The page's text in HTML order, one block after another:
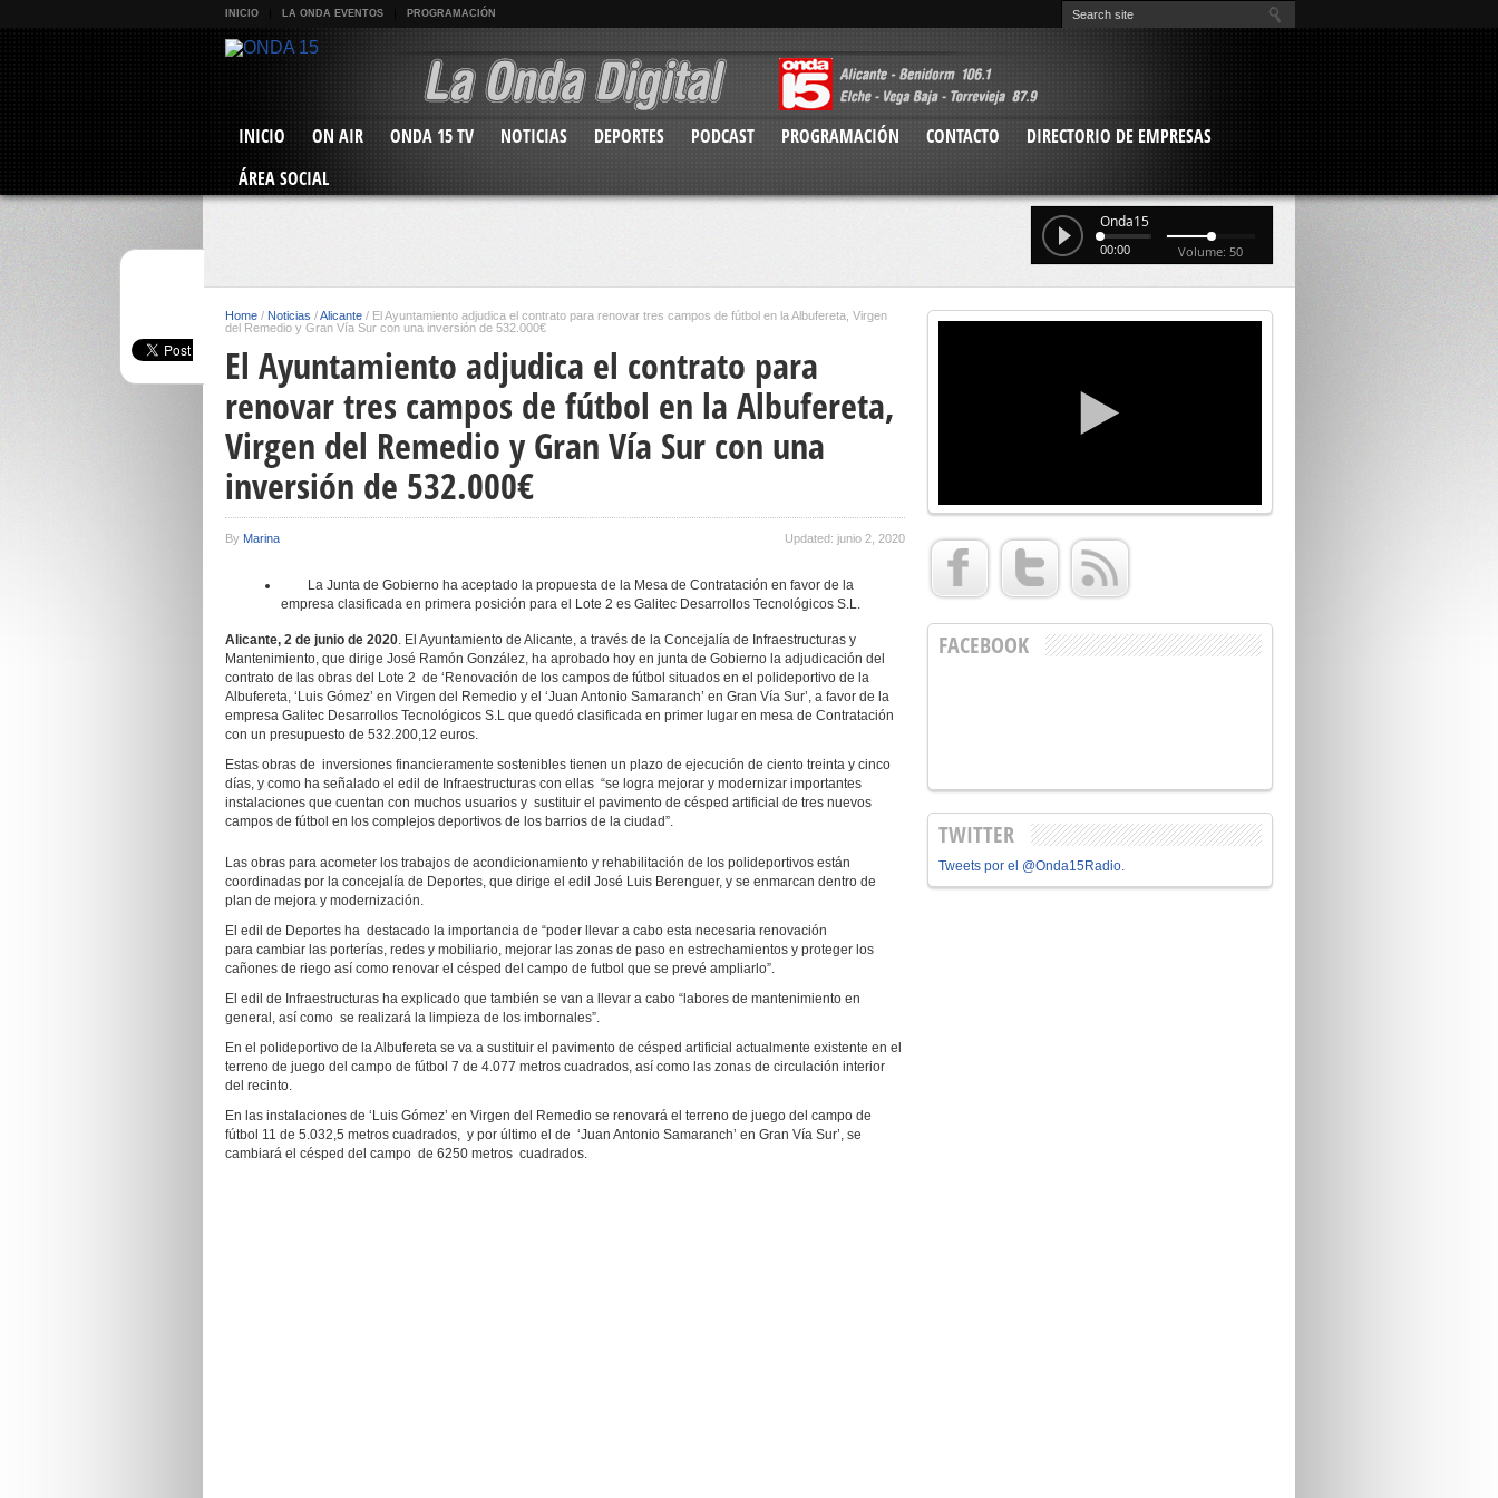
INICIO LA ONDA EVENTOS PROGRAMACIÓN
INICIO ON AIR ONDA 15 TV NOTICIAS DEPORTES PODCAST PROGRAMACIÓN CONTACTO
DIRECTORIO DE EMPRESAS
ÁREA SOCIAL
Onda15
00:00 Volume: 50
Home / Noticias /Alicante / El Ayuntamiento adjudica el contrato para renovar tres campos de fútbol en la Albufereta, Virgen
del Remedio y Gran Vía Sur con una inversión de 532.000€
El Ayuntamiento adjudica el contrato para
renovar tres campos de fútbol en la Albufereta,
Virgen del Remedio y Gran Vía Sur con una
inversión de 532.000€
By Marina Updated: junio 2, 2020
La Junta de Gobierno ha aceptado la propuesta de la Mesa de Contratación en favor de la
empresa clasificada en primera posición para el Lote 2 es Galitec Desarrollos Tecnológicos S.L.
Alicante, 2 de junio de 2020. El Ayuntamiento de Alicante, a través de la Concejalía de Infraestructuras y
Mantenimiento, que dirige José Ramón González, ha aprobado hoy en junta de Gobierno la adjudicación del
contrato de las obras del Lote 2 de ‘Renovación de los campos de fútbol situados en el polideportivo de la
Albufereta, ‘Luis Gómez’ en Virgen del Remedio y el ‘Juan Antonio Samaranch’ en Gran Vía Sur’, a favor de la
empresa Galitec Desarrollos Tecnológicos S.L que quedó clasificada en primer lugar en mesa de Contratación
con un presupuesto de 532.200,12 euros.
Estas obras de inversiones financieramente sostenibles tienen un plazo de ejecución de ciento treinta y cinco
días, y como ha señalado el edil de Infraestructuras con ellas “se logra mejorar y modernizar importantes
instalaciones que cuentan con muchos usuarios y sustituir el pavimento de césped artificial de tres nuevos
campos de fútbol en los complejos deportivos de los barrios de la ciudad”.
Las obras para acometer los trabajos de acondicionamiento y rehabilitación de los polideportivos están
coordinadas por la concejalía de Deportes, que dirige el edil José Luis Berenguer, y se enmarcan dentro de
plan de mejora y modernización.
El edil de Deportes ha destacado la importancia de “poder llevar a cabo esta necesaria renovación
para cambiar las porterías, redes y mobiliario, mejorar las zonas de paso en estrechamientos y proteger los
cañones de riego así como renovar el césped del campo de futbol que se prevé ampliarlo”.
El edil de Infraestructuras ha explicado que también se van a llevar a cabo “labores de mantenimiento en
general, así como se realizará la limpieza de los imbornales”.
En el polideportivo de la Albufereta se va a sustituir el pavimento de césped artificial actualmente existente en el
terreno de juego del campo de fútbol 7 de 4.077 metros cuadrados, así como las zonas de circulación interior
del recinto.
En las instalaciones de ‘Luis Gómez’ en Virgen del Remedio se renovará el terreno de juego del campo de
fútbol 11 de 5.032,5 metros cuadrados, y por último el de ‘Juan Antonio Samaranch’ en Gran Vía Sur’, se
cambiará el césped del campo de 6250 metros cuadrados.
FACEBOOK
TWITTER
Tweets por el @Onda15Radio.